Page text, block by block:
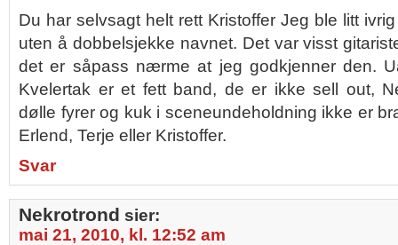
Du har selvsagt helt rett Kristoffer Jeg ble litt
uten å dobbelsjekke navnet. Det var visst
det er såpass nærme at jeg godkjenner den.
Kvelertak er et fett band, de er ikke sell out,
dølle fyrer og kuk i sceneundeholdning ikke er
Erlend, Terje eller Kristoffer.
Svar
Nekrotrond sier:
mai 21, 2010, kl. 12:52 am